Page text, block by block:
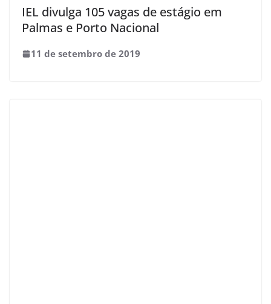
IEL divulga 105 vagas de estágio em
Palmas e Porto Nacional
11 de setembro de 2019